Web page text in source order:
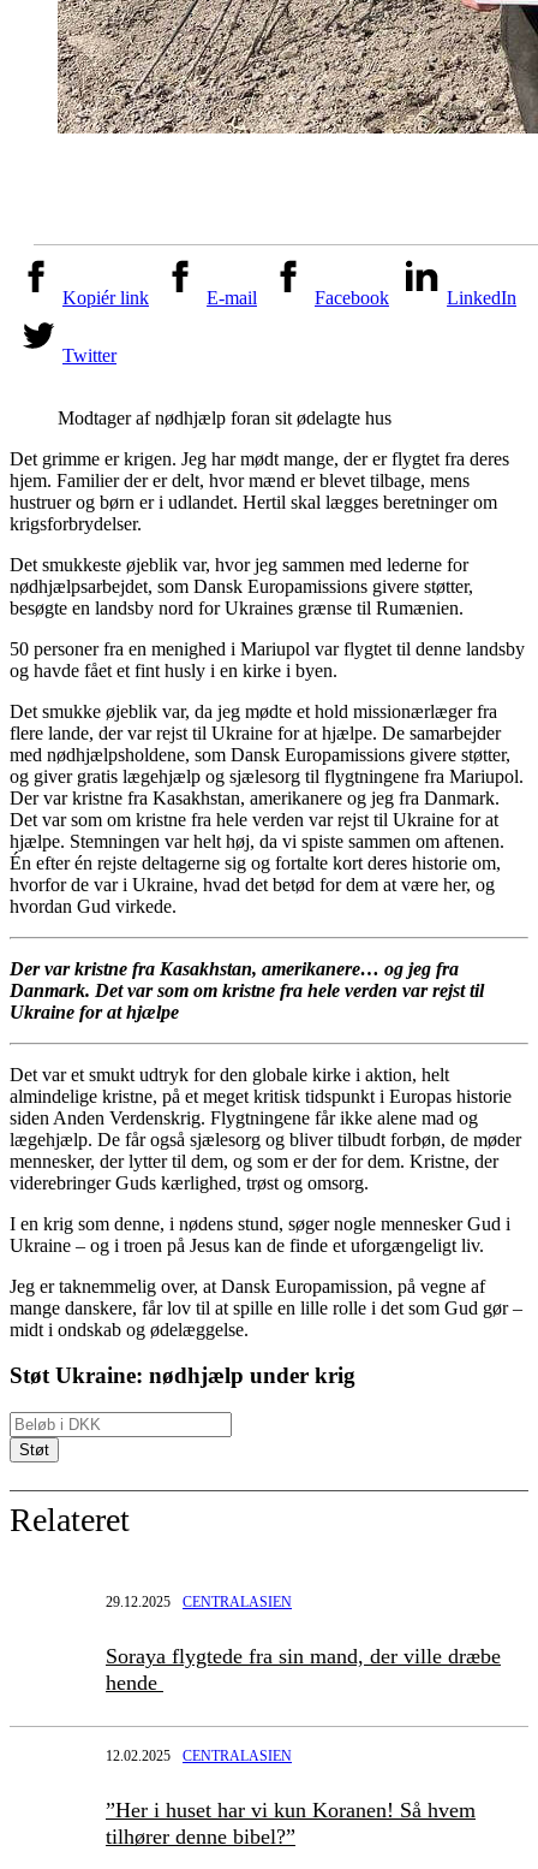
Kopiér link E-mail Facebook LinkedIn
Twitter
Modtager af nødhjælp foran sit ødelagte hus
Det grimme er krigen. Jeg har mødt mange, der er flygtet fra deres
hjem. Familier der er delt, hvor mænd er blevet tilbage, mens
hustruer og børn er i udlandet. Hertil skal lægges beretninger om
krigsforbrydelser.
Det smukkeste øjeblik var, hvor jeg sammen med lederne for
nødhjælpsarbejdet, som Dansk Europamissions givere støtter,
besøgte en landsby nord for Ukraines grænse til Rumænien.
50 personer fra en menighed i Mariupol var flygtet til denne landsby
og havde fået et fint husly i en kirke i byen.
Det smukke øjeblik var, da jeg mødte et hold missionærlæger fra
flere lande, der var rejst til Ukraine for at hjælpe. De samarbejder
med nødhjælpsholdene, som Dansk Europamissions givere støtter,
og giver gratis lægehjælp og sjælesorg til flygtningene fra Mariupol.
Der var kristne fra Kasakhstan, amerikanere og jeg fra Danmark.
Det var som om kristne fra hele verden var rejst til Ukraine for at
hjælpe. Stemningen var helt høj, da vi spiste sammen om aftenen.
Én efter én rejste deltagerne sig og fortalte kort deres historie om,
hvorfor de var i Ukraine, hvad det betød for dem at være her, og
hvordan Gud virkede.
Der var kristne fra Kasakhstan, amerikanere… og jeg fra
Danmark. Det var som om kristne fra hele verden var rejst til
Ukraine for at hjælpe
Det var et smukt udtryk for den globale kirke i aktion, helt
almindelige kristne, på et meget kritisk tidspunkt i Europas historie
siden Anden Verdenskrig. Flygtningene får ikke alene mad og
lægehjælp. De får også sjælesorg og bliver tilbudt forbøn, de møder
mennesker, der lytter til dem, og som er der for dem. Kristne, der
viderebringer Guds kærlighed, trøst og omsorg.
I en krig som denne, i nødens stund, søger nogle mennesker Gud i
Ukraine – og i troen på Jesus kan de finde et uforgængeligt liv.
Jeg er taknemmelig over, at Dansk Europamission, på vegne af
mange danskere, får lov til at spille en lille rolle i det som Gud gør –
midt i ondskab og ødelæggelse.
Støt Ukraine: nødhjælp under krig
Relateret
29.12.2025 CENTRALASIEN
Soraya flygtede fra sin mand, der ville dræbe
hende
12.02.2025 CENTRALASIEN
”Her i huset har vi kun Koranen! Så hvem
tilhører denne bibel?”